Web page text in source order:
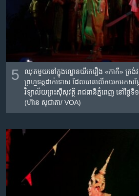
5
ឈុតមួយ​នៅ​ក្នុង​ល្ខោន​យីកេ​រឿង​ «កាកី»​ ត្រង់វគ្
ព្រហ្មទត្ត​ដាក់ទោស​ ដែល​បាន​លើក​យក​មក​សម្
វិទ្យាល័យ​ព្រះស៊ីសុវត្ថិ​ រាជធានី​ភ្នំពេញ​ នៅថ្ងៃ​
(ហ៊ាន សុជាតា/ VOA)